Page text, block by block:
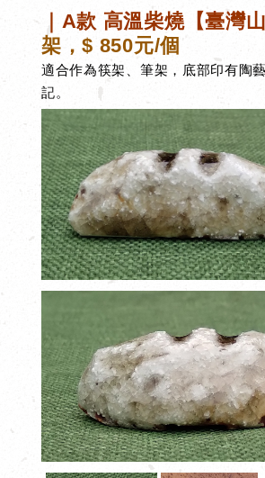
A款 高溫柴燒【臺灣山
架，$ 850元/個
適合作為筷架、筆架，底部印有陶
記。